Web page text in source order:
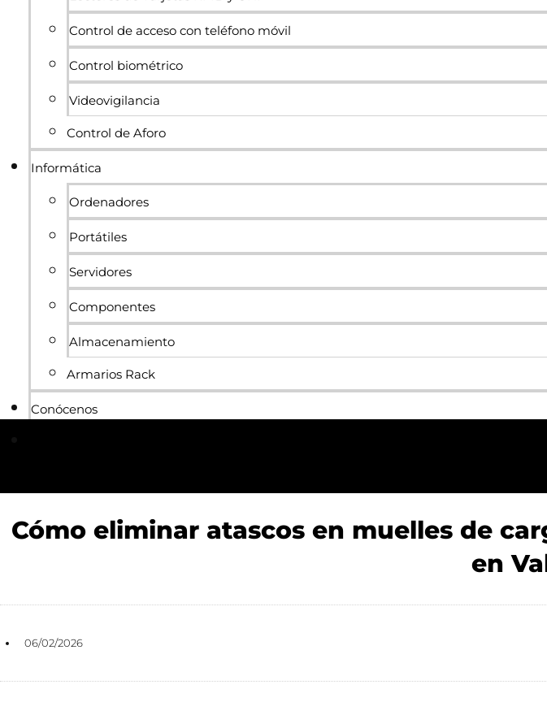
Control de acceso con teléfono móvil
Control biométrico
Videovigilancia
Control de Aforo
Informática
Ordenadores
Portátiles
Servidores
Componentes
Almacenamiento
Armarios Rack
Conócenos
Cómo eliminar atascos en muelles de
en
06/02/2026